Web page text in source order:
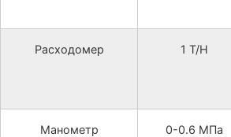
Расходомер 1 T/H
Манометр 0-0.6 МПа